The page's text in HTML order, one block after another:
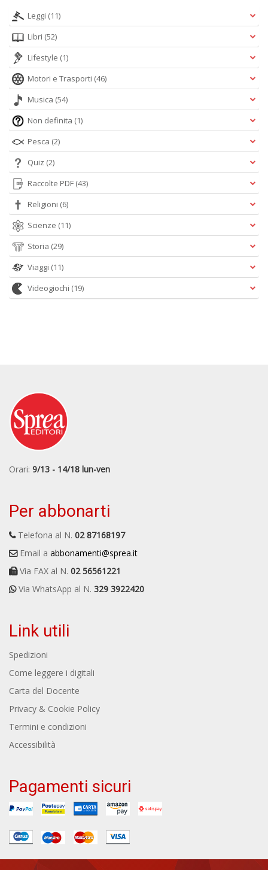
Leggi (11)
Libri (52)
Lifestyle (1)
Motori e Trasporti (46)
Musica (54)
Non definita (1)
Pesca (2)
Quiz (2)
Raccolte PDF (43)
Religioni (6)
Scienze (11)
Storia (29)
Viaggi (11)
Videogiochi (19)
Orari: 9/13 - 14/18 lun-ven
Per abbonarti
Telefona al N. 02 87168197
Email a abbonamenti@sprea.it
Via FAX al N. 02 56561221
Via WhatsApp al N. 329 3922420
Link utili
Spedizioni
Come leggere i digitali
Carta del Docente
Privacy & Cookie Policy
Termini e condizioni
Accessibilità
Pagamenti sicuri